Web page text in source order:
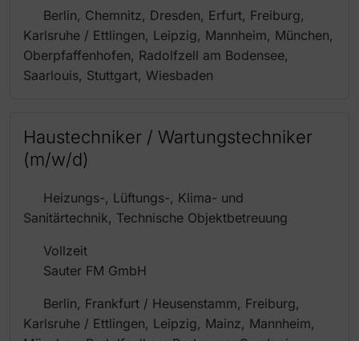
Berlin, Chemnitz, Dresden, Erfurt, Freiburg,
Karlsruhe / Ettlingen, Leipzig, Mannheim, München,
Oberpfaffenhofen, Radolfzell am Bodensee,
Saarlouis, Stuttgart, Wiesbaden
Haustechniker / Wartungstechniker
(m/w/d)
Heizungs-, Lüftungs-, Klima- und
Sanitärtechnik, Technische Objektbetreuung
Vollzeit
Sauter FM GmbH
Berlin, Frankfurt / Heusenstamm, Freiburg,
Karlsruhe / Ettlingen, Leipzig, Mainz, Mannheim,